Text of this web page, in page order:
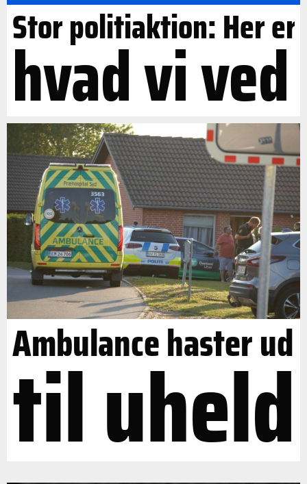
Stor politiaktion: Her er
hvad vi ved
Ambulance haster ud
til uheld